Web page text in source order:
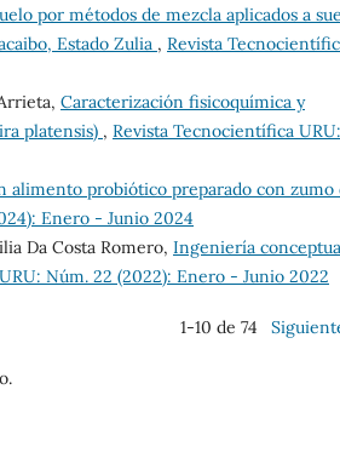
por métodos de mezcla aplicados a
Estado Zulia , Revista
Caracterización fisicoquímica y
platensis) , Revista Tecnocientífica URU:
alimento probiótico preparado con zumo
Enero - Junio 2024
Da Costa Romero, Ingeniería
Núm. 22 (2022): Enero - Junio 2022
1-10 de 74